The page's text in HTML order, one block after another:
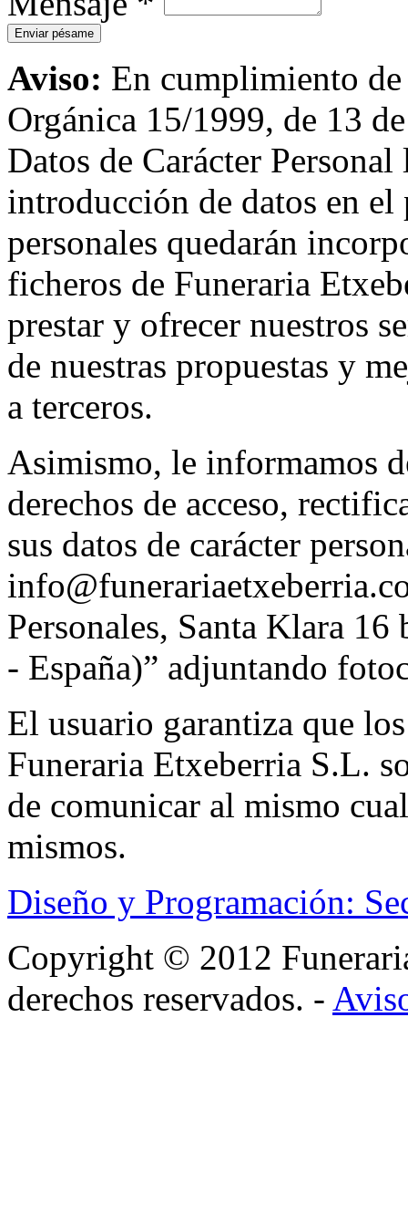
Aviso: En cumplimiento
Orgánica 15/1999, de 13
Datos de Carácter
introducción de datos en
personales quedarán
ficheros de Funeraria
prestar y ofrecer nuestros
de nuestras propuestas y
a terceros.
Asimismo, le informamos
derechos de acceso,
sus datos de carácter
Personales, Santa Klara
- España)” adjuntando
El usuario garantiza que
Funeraria Etxeberria S.L.
de comunicar al mismo
mismos.
Diseño y Programación:
Copyright © 2012
derechos reservados. -